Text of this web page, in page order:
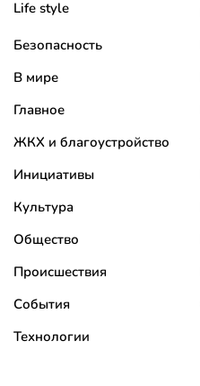
Life style
Безопасность
В мире
Главное
ЖКХ и благоустройство
Инициативы
Культура
Общество
Происшествия
События
Технологии